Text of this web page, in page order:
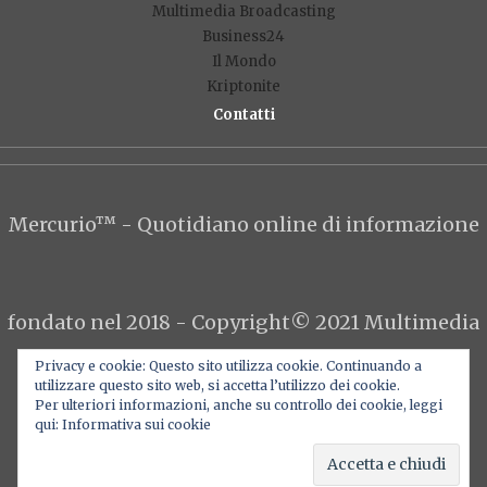
Multimedia Broadcasting
Business24
Il Mondo
Kriptonite
Contatti
FT
Y
I
L
Privacy e cookie: Questo sito utilizza cookie. Continuando a
utilizzare questo sito web, si accetta l’utilizzo dei cookie.
Per ulteriori informazioni, anche su controllo dei cookie, leggi
qui: Informativa sui cookie